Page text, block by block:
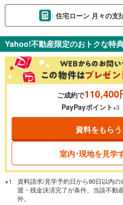
住宅ローン 月々の支
金利
0.01%
一般的には最長35年まで借り入れ
が完済時の年齢は80歳までを条件
閉じる
頭金
Yahoo!不動産限定のおトクな特
ご成約で110,400
PayPayポイント※3
資料をもらう
室内･現地を見学
資料請求/見学予約日から90日以内
渡・残金決済完了が条件。当該不動
外。